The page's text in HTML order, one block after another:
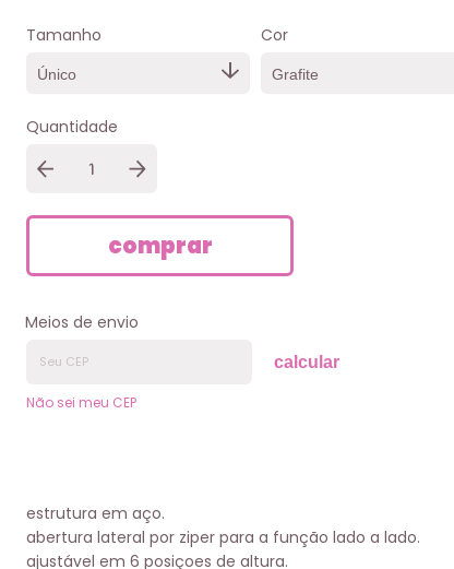
Tamanho Cor
Quantidade
Meios de envio
calcular
Não sei meu CEP
estrutura em aço.
abertura lateral por ziper para a função lado a lado.
ajustável em 6 posiçoes de altura.